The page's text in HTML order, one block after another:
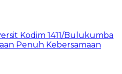
Kodim 1411/Bulukumba
Penuh Kebersamaan